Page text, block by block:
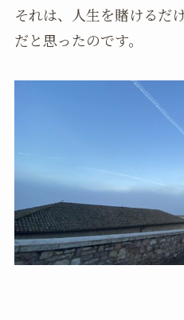
それは、人生を賭けるだ
だと思ったのです。